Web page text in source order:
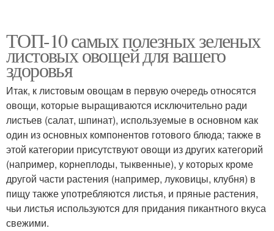
ТОП-10 самых полезных зеленых
листовых овощей для вашего
здоровья
Итак, к листовым овощам в первую очередь относятся
овощи, которые выращиваются исключительно ради
листьев (салат, шпинат), используемые в основном как
один из основных компонентов готового блюда; также в
этой категории присутствуют овощи из других категорий
(например, корнеплоды, тыквенные), у которых кроме
другой части растения (например, луковицы, клубня) в
пищу также употребляются листья, и пряные растения,
чьи листья используются для придания пикантного вкуса
свежими.